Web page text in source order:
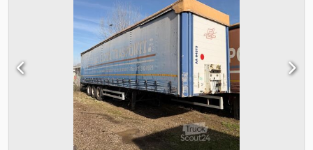
perechi de sisteme de blocare pentru containere, pentru 2 x
containere ISO de 20 de picioare sau 1 x container ISO de 40 de
picioare, preț suplimentar pentru rampe din aluminiu = preț: 2.200
€, erori de tipar, omisiuni și modificări rezervate, imagini ilustrative,
mai multe date disponibile la: !, mai multe detalii: ! Dodpfxezrqnaj
Afmjkr